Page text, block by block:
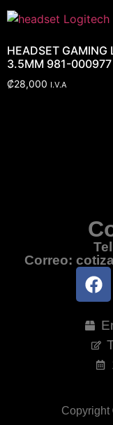
HEADSET GAMING
3.5MM 981-000977
₡28,000 I.V.A
Correo:
Copyright